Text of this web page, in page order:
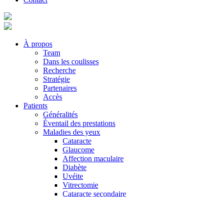
À propos
Team
Dans les coulisses
Recherche
Stratégie
Partenaires
Accès
Patients
Généralités
Éventail des prestations
Maladies des yeux
Cataracte
Glaucome
Affection maculaire
Diabète
Uvéite
Vitrectomie
Cataracte secondaire